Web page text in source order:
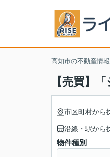
高知市の不動産情
【売買】
市区町村から
沿線・駅から
物件種別